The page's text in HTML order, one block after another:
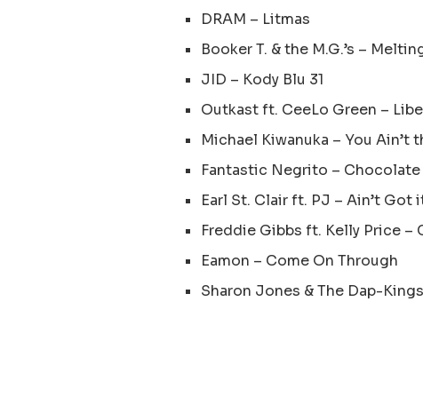
DRAM – Litmas
Booker T. & the M.G.’s –
JID – Kody Blu 31
Outkast ft. CeeLo Green –
Michael Kiwanuka – You Ain’t
Fantastic Negrito – Chocolate
Earl St. Clair ft. PJ – Ain’t Got
Freddie Gibbs ft. Kelly Price –
Eamon – Come On Through
Sharon Jones & The Dap-